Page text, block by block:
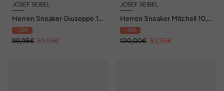
JOSEF SEIBEL
Herren Sneaker Giuseppe 12,
indigo-kombi
- 30%
99,95€ 69,95€
JOSEF SEIBEL
Herren Sneaker Mitchell 10,
blau-multi
- 30%
120,00€ 83,95€